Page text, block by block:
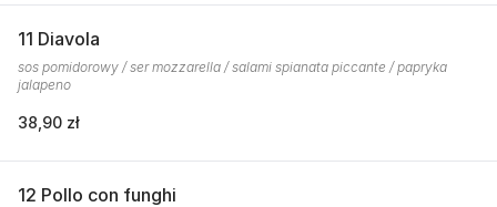
11 Diavola
sos pomidorowy / ser mozzarella / salami spianata piccante / papryka
jalapeno
38,90 zł
12 Pollo con funghi